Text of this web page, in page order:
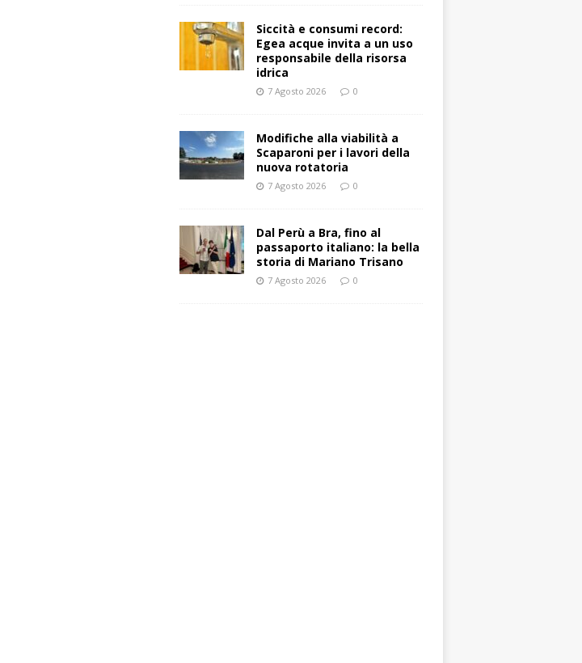
Siccità e consumi record:
Egea acque invita a un uso
responsabile della risorsa
idrica
7 Agosto 2026 0
Modifiche alla viabilità a
Scaparoni per i lavori della
nuova rotatoria
7 Agosto 2026 0
​Dal Perù a Bra, fino al
passaporto italiano: la bella
storia di Mariano Trisano
7 Agosto 2026 0